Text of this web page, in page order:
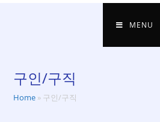
MENU
구인/구직
Home » 구인/구직